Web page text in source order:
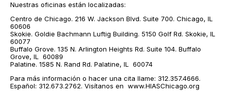
Nuestras oficinas están localizadas:
Centro de Chicago. 216 W. Jackson Blvd. Suite 700. Chicago, IL
60606
Skokie. Goldie Bachmann Luftig Building. 5150 Golf Rd. Skokie, IL
60077
Buffalo Grove. 135 N. Arlington Heights Rd. Suite 104. Buffalo
Grove, IL 60089
Palatine. 1585 N. Rand Rd. Palatine, IL 60074
Para más información o hacer una cita llame: 312.357.4666.
Español: 312.673.2762. Visítanos en www.HIASChicago.org